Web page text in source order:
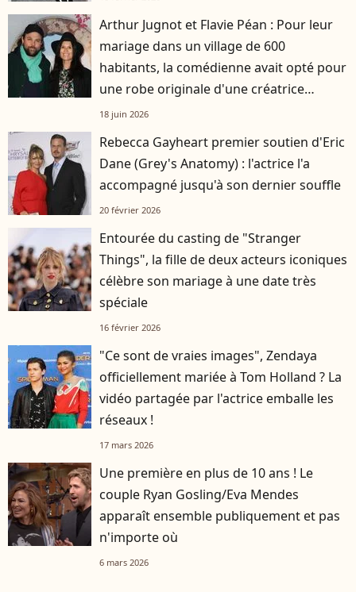
Arthur Jugnot et Flavie Péan : Pour leur
mariage dans un village de 600
habitants, la comédienne avait opté pour
une robe originale d'une créatrice
française
18 juin 2026
Rebecca Gayheart premier soutien d'Eric
Dane (Grey's Anatomy) : l'actrice l'a
accompagné jusqu'à son dernier souffle
20 février 2026
Entourée du casting de "Stranger
Things", la fille de deux acteurs iconiques
célèbre son mariage à une date très
spéciale
16 février 2026
"Ce sont de vraies images", Zendaya
officiellement mariée à Tom Holland ? La
vidéo partagée par l'actrice emballe les
réseaux !
17 mars 2026
Une première en plus de 10 ans ! Le
couple Ryan Gosling/Eva Mendes
apparaît ensemble publiquement et pas
n'importe où
6 mars 2026